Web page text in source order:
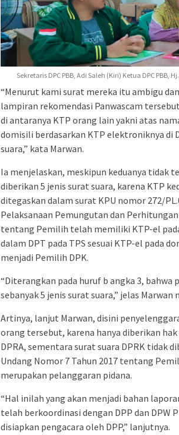
Sekretaris DPC PBB, Adi Saleh (Kiri) Ketua DPC
“Menurut kami surat mereka itu ambigu
lampiran rekomendasi Panwascam
di antaranya KTP orang lain yakni atas
domisili berdasarkan KTP elektroniknya di
suara,” kata Marwan.
Ia menjelaskan, meskipun keduanya tidak
diberikan 5 jenis surat suara, karena KTP
ditegaskan dalam surat KPU nomor 272/
Pelaksanaan Pemungutan dan
tentang Pemilih telah memiliki KTP-el
dalam DPT pada TPS sesuai KTP-el pada
menjadi Pemilih DPK.
“Diterangkan pada huruf b angka 3,
sebanyak 5 jenis surat suara,” jelas
Artinya, lanjut Marwan, disini
orang tersebut, karena hanya diberikan hak
DPRA, sementara surat suara DPRK tidak
Undang Nomor 7 Tahun 2017 tentang
merupakan pelanggaran pidana.
“Hal inilah yang akan menjadi bahan
telah berkoordinasi dengan DPP dan
disiapkan pengacara oleh DPP,” lanjutnya.